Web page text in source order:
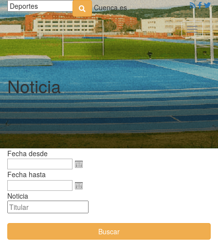
Cuenca.es
Toggle
Noticia
Fecha desde
Fecha hasta
Noticia
Buscar